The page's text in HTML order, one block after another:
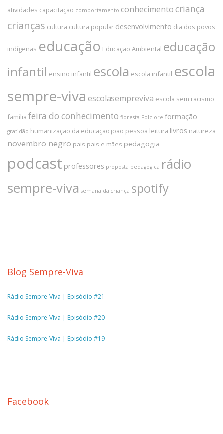
atividades capacitação comportamento conhecimentocriança
crianças cultura cultura popular desenvolvimento dia dos povos
indígenas educação Educação Ambiental educação
infantil ensino infantil escola escola infantil escola
sempre-viva escolasempreviva escola sem racismo
família feira do conhecimento floresta Folclore formação
gratidão humanização da educação joão pessoa leitura livros natureza
novembro negro pais pais e mães pedagogia
podcast professores proposta pedagógica rádio
sempre-viva semana da criança spotify
Blog Sempre-Viva
Rádio Sempre-Viva | Episódio #21
Rádio Sempre-Viva | Episódio #20
Rádio Sempre-Viva | Episódio #19
Facebook